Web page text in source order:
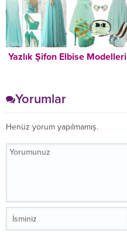
Yazlık Şifon Elbise Modelleri
Yorumlar
Henüz yorum yapılmamış.